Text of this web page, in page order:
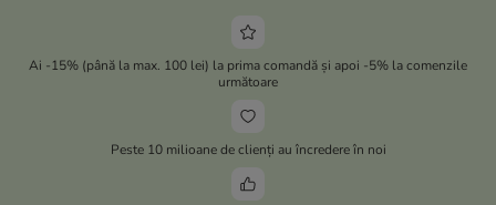
Ai -15% (până la max. 100 lei) la prima comandă și apoi -5% la comenzile
următoare
Peste 10 milioane de clienți au încredere în noi